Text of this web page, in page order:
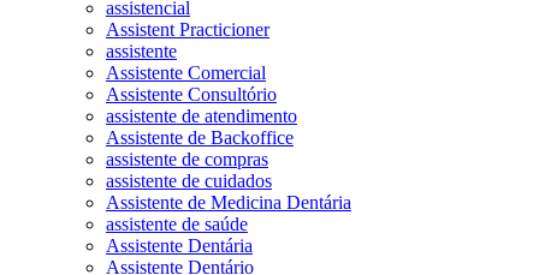
assistencial
Assistent Practicioner
assistente
Assistente Comercial
Assistente Consultório
assistente de atendimento
Assistente de Backoffice
assistente de compras
assistente de cuidados
Assistente de Medicina Dentária
assistente de saúde
Assistente Dentária
Assistente Dentário